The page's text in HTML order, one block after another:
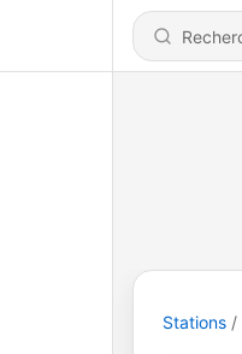
Stations